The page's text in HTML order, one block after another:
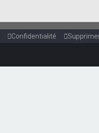
Confidentialité